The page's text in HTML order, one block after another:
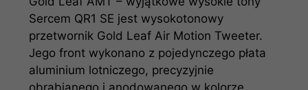
Sercem QR1 SE jest wysokotonowy
przetwornik Gold Leaf Air Motion Tweeter.
Jego front wykonano z pojedynczego płata
aluminium lotniczego, precyzyjnie
obrabianego i anodowanego w kolorze